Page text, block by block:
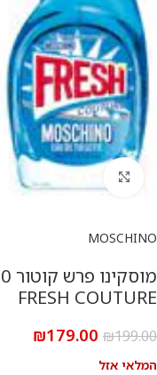
MOSCHINO
FRESH COUTURE
₪199.00
₪179.00
המלאי אזל